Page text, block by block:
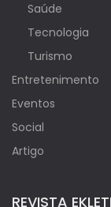
Saúde
Tecnologia
Turismo
Entretenimento
Eventos
Social
Artigo
REVISTA